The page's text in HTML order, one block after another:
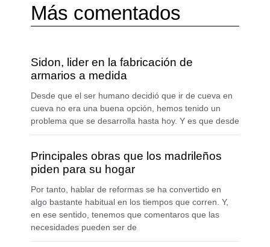
Más comentados
Sidon, lider en la fabricación de
armarios a medida
Desde que el ser humano decidió que ir de cueva en
cueva no era una buena opción, hemos tenido un
problema que se desarrolla hasta hoy. Y es que desde
Principales obras que los madrileños
piden para su hogar
Por tanto, hablar de reformas se ha convertido en
algo bastante habitual en los tiempos que corren. Y,
en ese sentido, tenemos que comentaros que las
necesidades pueden ser de